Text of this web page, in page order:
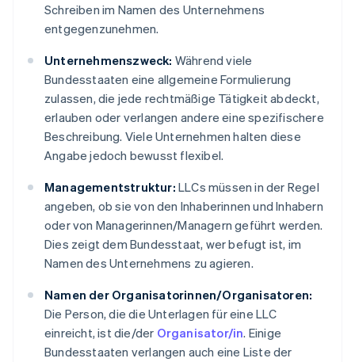
Schreiben im Namen des Unternehmens
entgegenzunehmen.
Unternehmenszweck: Während viele
Bundesstaaten eine allgemeine Formulierung
zulassen, die jede rechtmäßige Tätigkeit abdeckt,
erlauben oder verlangen andere eine spezifischere
Beschreibung. Viele Unternehmen halten diese
Angabe jedoch bewusst flexibel.
Managementstruktur: LLCs müssen in der Regel
angeben, ob sie von den Inhaberinnen und Inhabern
oder von Managerinnen/Managern geführt werden.
Dies zeigt dem Bundesstaat, wer befugt ist, im
Namen des Unternehmens zu agieren.
Namen der Organisatorinnen/Organisatoren:
Die Person, die die Unterlagen für eine LLC
einreicht, ist die/der Organisator/in. Einige
Bundesstaaten verlangen auch eine Liste der